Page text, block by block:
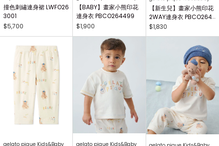
撞色刺繡連身裙 LWFO26
3001
$5,700
【BABY】畫家小熊印花
連身衣 PBCO264499
$1,900
【新生兒】畫家小熊印花
2WAY連身衣 PBCO264
738
$1,830
gelato pique Kids&Baby gelato pique Kids&Baby